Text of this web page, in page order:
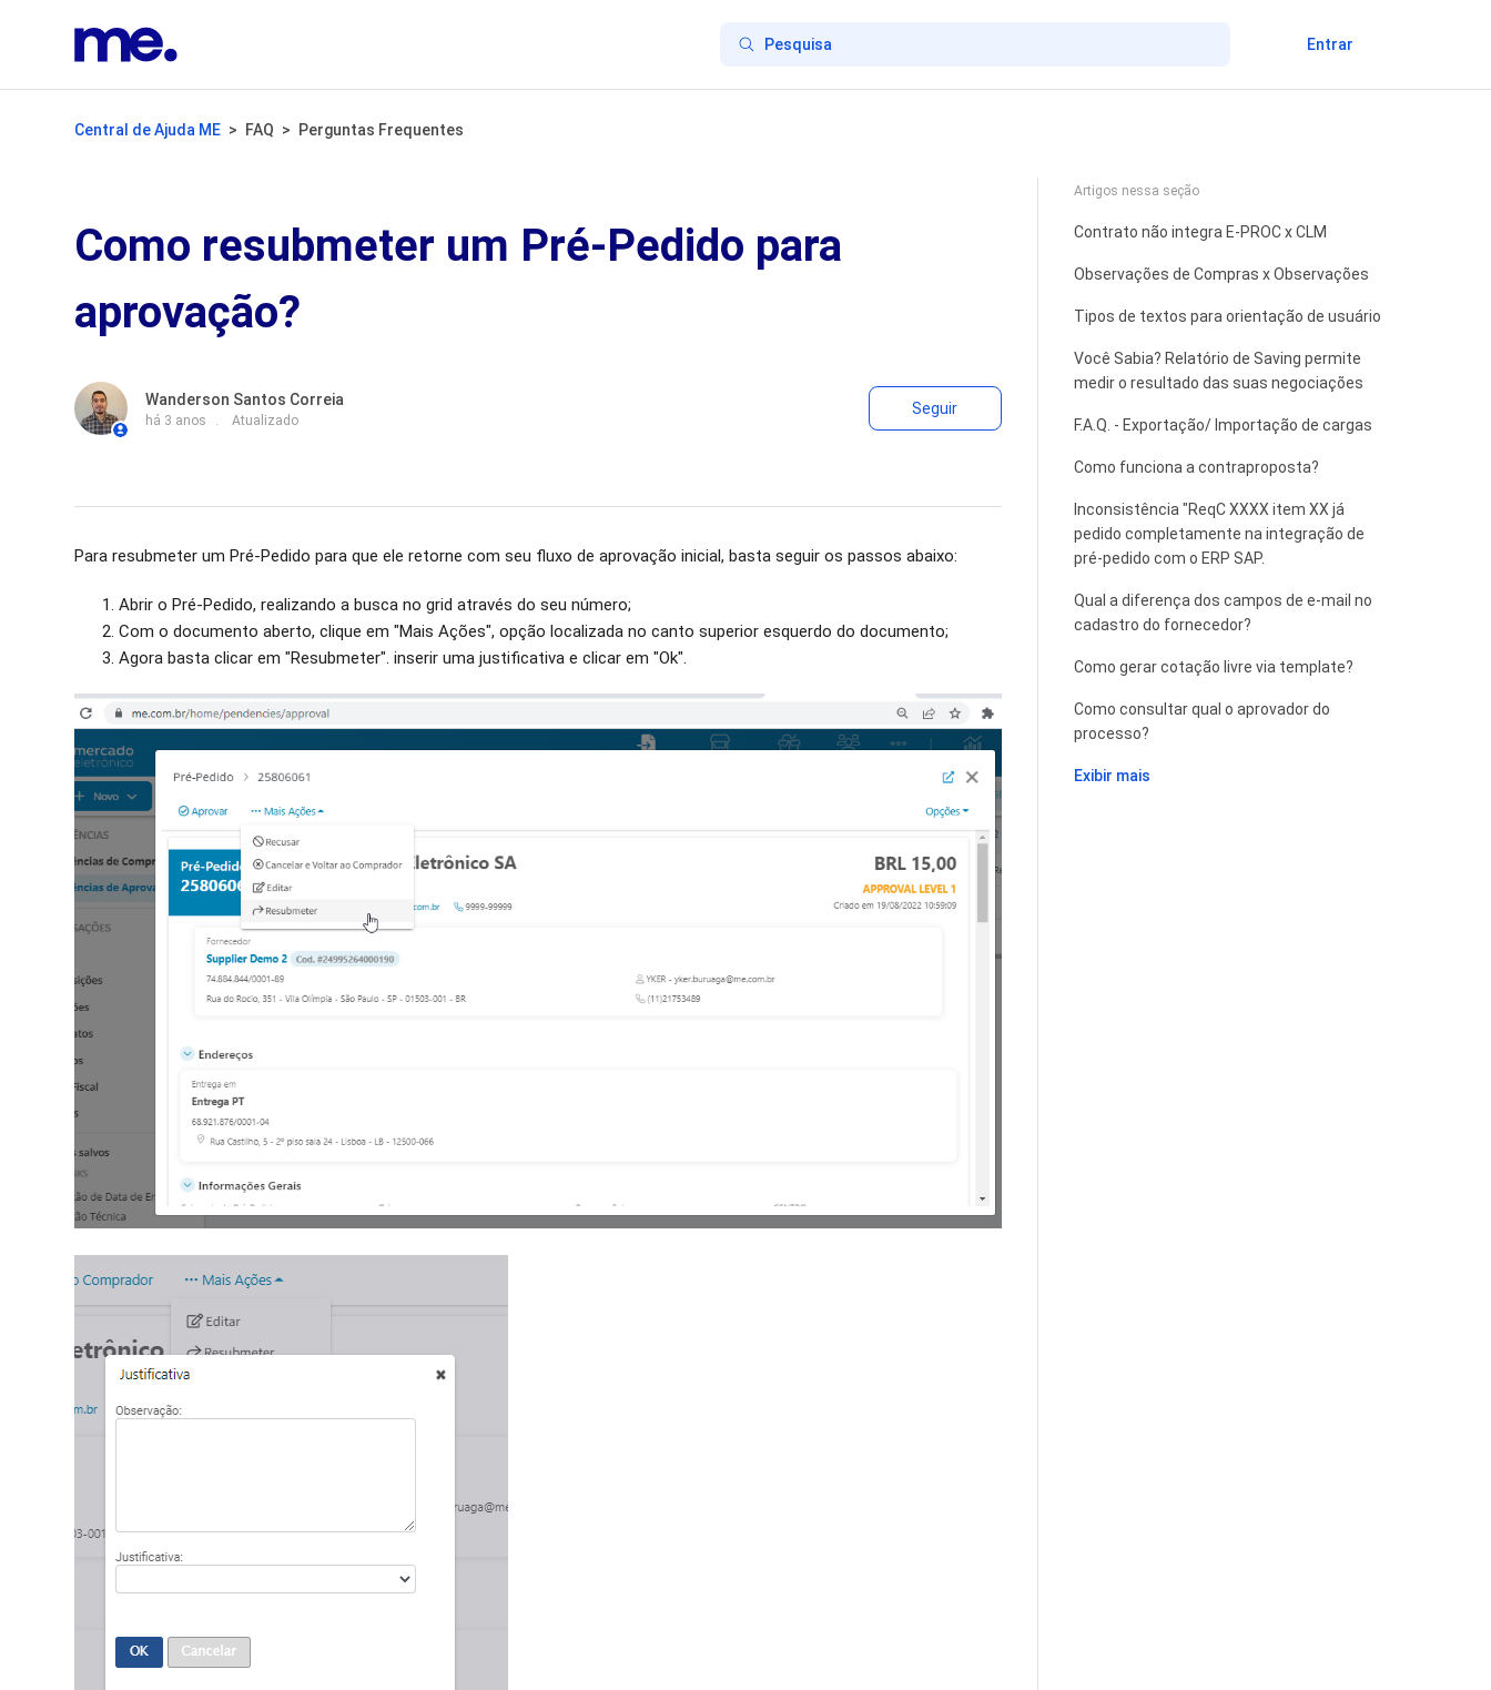
Entrar
Central de Ajuda ME FAQ Perguntas Frequentes
Artigos nessa seção
Contrato não integra E-PROC x CLM
Observações de Compras x Observações
Tipos de textos para orientação de usuário
Você Sabia? Relatório de Saving permite
medir o resultado das suas negociações
F.A.Q. - Exportação/ Importação de cargas
Como funciona a contraproposta?
Inconsistência "ReqC XXXX item XX já
pedido completamente na integração de
pré-pedido com o ERP SAP.
Qual a diferença dos campos de e-mail no
cadastro do fornecedor?
Como gerar cotação livre via template?
Como consultar qual o aprovador do
processo?
Exibir mais
Como resubmeter um Pré-Pedido para
aprovação?
Wanderson Santos Correia
há 3 anos Atualizado
Seguir Ainda não seguido por ninguém
Para resubmeter um Pré-Pedido para que ele retorne com seu fluxo de aprovação inicial, basta seguir os passos abaixo:
Abrir o Pré-Pedido, realizando a busca no grid através do seu número;
Com o documento aberto, clique em "Mais Ações", opção localizada no canto superior esquerdo do documento;
Agora basta clicar em "Resubmeter". inserir uma justificativa e clicar em "Ok".